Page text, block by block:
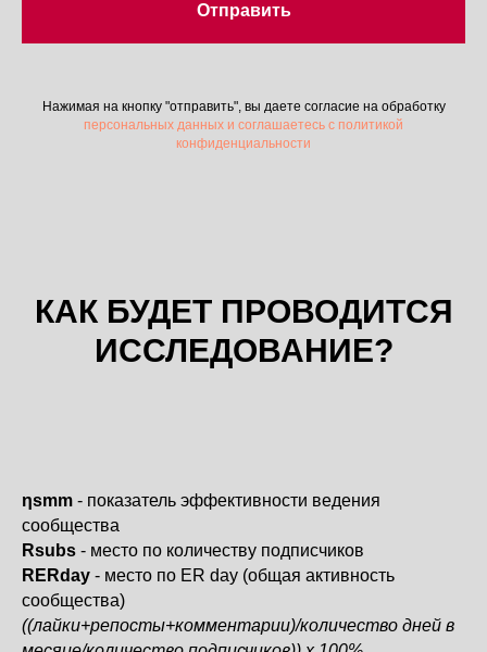
Отправить
Нажимая на кнопку "отправить", вы даете согласие на обработку
персональных данных и соглашаетесь c политикой
конфиденциальности
КАК БУДЕТ ПРОВОДИТСЯ
ИССЛЕДОВАНИЕ?
ηsmm - показатель эффективности ведения
сообщества
Rsubs - место по количеству подписчиков
RERday - место по ER day (общая активность
сообщества)
((лайки+репосты+комментарии)/количество дней в